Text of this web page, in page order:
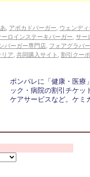
, アボカドバーガー, ウェンデ
ーロインステーキバーガー, サー
バーガー専門店, フォアグラバ
リア, 共同購入サイト , 割引クー
ポンパレに「健康・医療
ック・病院の割引チケッ
ケアサービスなど。ケミ